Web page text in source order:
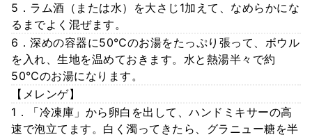
5．ラム酒（または水）を大さじ1加えて、なめらかにな
るまでよく混ぜます。
6．深めの容器に50℃のお湯をたっぷり張って、ボウル
を入れ、生地を温めておきます。水と熱湯半々で約
50℃のお湯になります。
【メレンゲ】
1．「冷凍庫」から卵白を出して、ハンドミキサーの高
速で泡立てます。白く濁ってきたら、グラニュー糖を半